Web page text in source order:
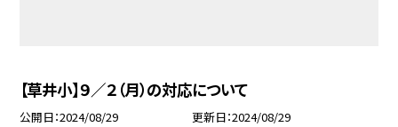
【草井小】９／２（月）の対応について
公開日 2024/08/29 更新日 2024/08/29